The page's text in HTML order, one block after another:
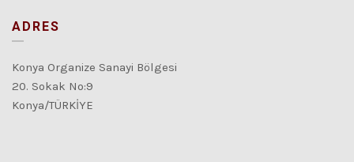
ADRES
Konya Organize Sanayi Bölgesi
20. Sokak No:9
Konya/TÜRKİYE